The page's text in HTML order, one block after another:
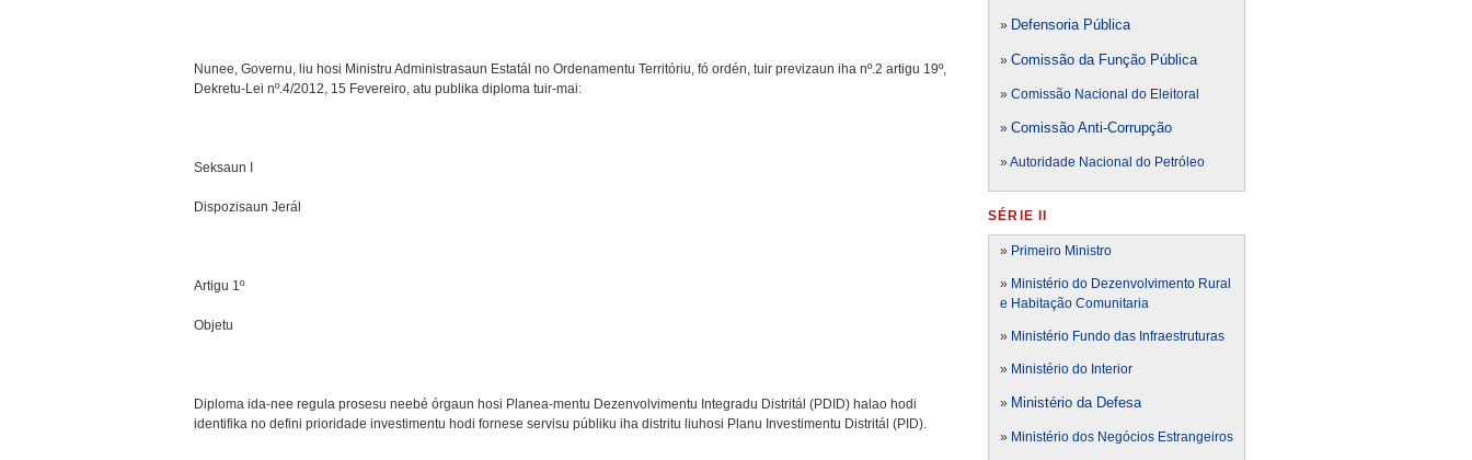
Nunee, Governu, liu hosi Ministru Administrasaun Estatál no Ordenamentu Territóriu, fó ordén, tuir previzaun iha nº.2 artigu 19º,
Dekretu-Lei nº.4/2012, 15 Fevereiro, atu publika diploma tuir-mai:
Seksaun I
Dispozisaun Jerál
Artigu 1º
Objetu
Diploma ida-nee regula prosesu neebé órgaun hosi Planea-mentu Dezenvolvimentu Integradu Distritál (PDID) halao hodi
identifika no defini prioridade investimentu hodi fornese servisu públiku iha distritu liuhosi Planu Investimentu Distritál (PID).
» Defensoria Pública
» Comissão da Função Pública
» Comissão Nacional do Eleitoral
» Comissão Anti-Corrupção
» Autoridade Nacional do Petróleo
SÉRIE II
» Primeiro Ministro
» Ministério do Dezenvolvimento Rural
e Habitação Comunitaria
» Ministério Fundo das Infraestruturas
» Ministério do Interior
» Ministério da Defesa
» Ministério dos Negócios Estrangeiros